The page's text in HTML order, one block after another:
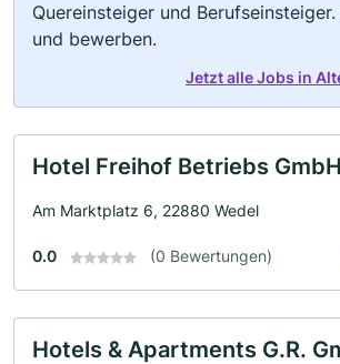
Quereinsteiger und
und bewerben.
Jetzt alle Jobs in
Hotel Freihof Betriebs
Am Marktplatz 6, 22880 Wedel
0.0 (0 Bewertungen)
Hotels & Apartments G.R.